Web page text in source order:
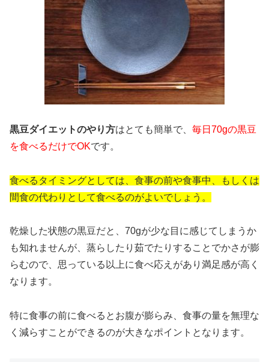
黒豆ダイエットのやり方はとても簡単で、 毎日70gの黒豆
を食べるだけでOKです。
食べるタイミングとしては、食事の前や食事中、もしくは
間食の代わりとして食べるのがよいでしょう。
乾燥した状態の黒豆だと、70gが少な目に感じてしまうか
も知れませんが、蒸らしたり茹でたりすることでかさが膨
らむので、思っている以上に食べ応えがあり満足感が高く
なります。
特に食事の前に食べるとお腹が膨らみ、食事の量を無理な
く減らすことができるのが大きなポイントとなります。